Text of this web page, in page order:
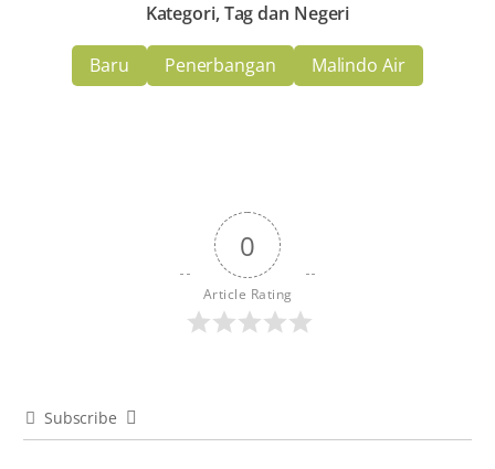
Kategori, Tag dan Negeri
Baru Penerbangan Malindo Air
0
Article Rating
Subscribe